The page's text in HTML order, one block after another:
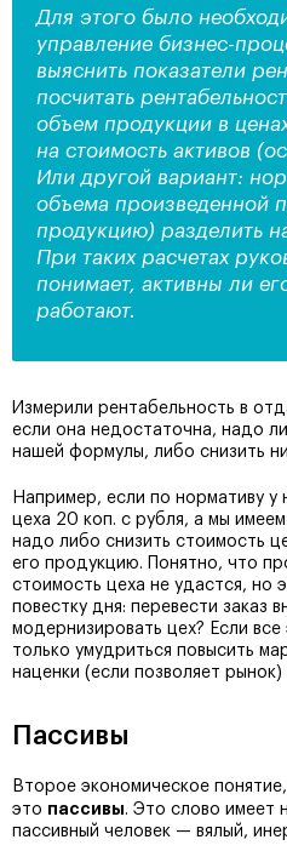
Для этого было
управление бизнес-
выяснить показатели
посчитать
объем продукции в
на стоимость активов
Или другой вариант:
объема произведенной
продукцию) разделить
При таких расчетах
понимает, активны ли
работают.
Измерили рентабельность в
если она недостаточна, надо
нашей формулы, либо снизить
Например, если по нормативу
цеха 20 коп. с рубля, а мы
надо либо снизить стоимость
его продукцию. Понятно, что
стоимость цеха не удастся, но
повестку дня: перевести заказ
модернизировать цех? Если
только умудриться повысить
наценки (если позволяет
Пассивы
Второе экономическое
это пассивы. Это слово имеет
пассивный человек — вялый,